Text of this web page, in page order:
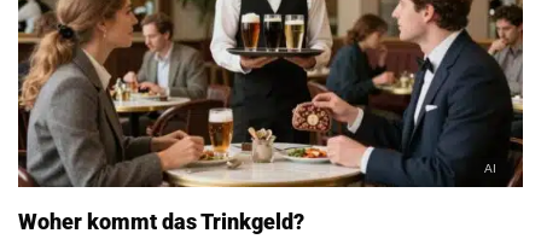
Woher kommt das Trinkgeld?